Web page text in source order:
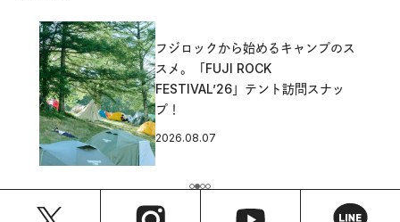
フジロックから始めるキャンプのス
スメ。「FUJI ROCK
FESTIVAL’26」テント訪問スナッ
プ！
2026.08.07